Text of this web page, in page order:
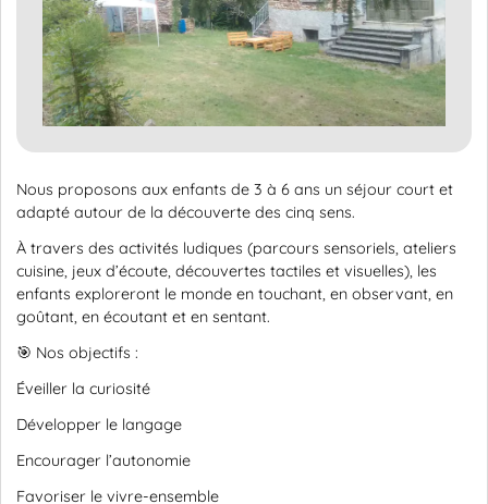
Nous proposons aux enfants de 3 à 6 ans un séjour court et
adapté autour de la découverte des cinq sens.
À travers des activités ludiques (parcours sensoriels, ateliers
cuisine, jeux d’écoute, découvertes tactiles et visuelles), les
enfants exploreront le monde en touchant, en observant, en
goûtant, en écoutant et en sentant.
🎯 Nos objectifs :
Éveiller la curiosité
Développer le langage
Encourager l’autonomie
Favoriser le vivre-ensemble